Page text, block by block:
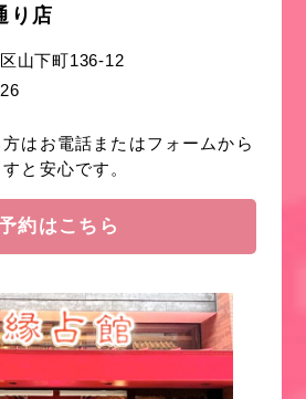
り店
山下町136-12
はお電話またはフォームから
と安心です。
約はこちら